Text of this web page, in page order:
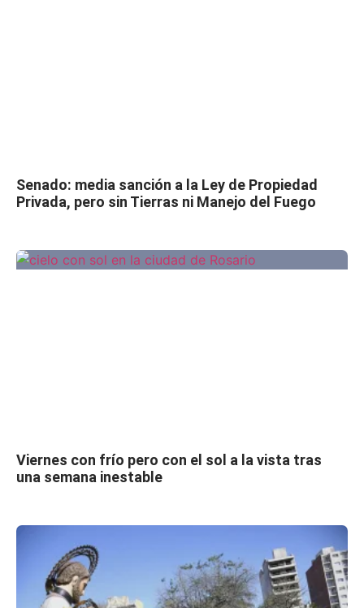
Senado: media sanción a la Ley de Propiedad
Privada, pero sin Tierras ni Manejo del Fuego
Viernes con frío pero con el sol a la vista tras
una semana inestable